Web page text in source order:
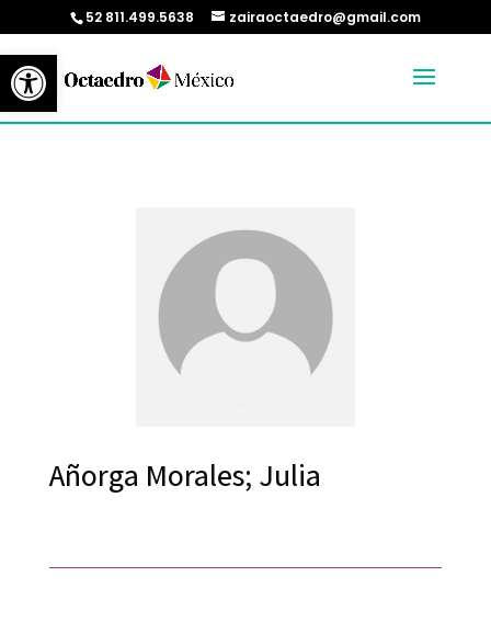
Abrir barra de herramientas
52 811.499.5638 zairaoctaedro@gmail.com
Añorga Morales; Julia